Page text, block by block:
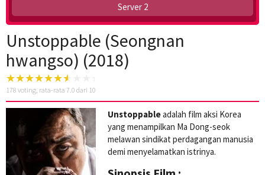
Server 2
Unstoppable (Seongnan
hwangso) (2018)
178 voting, rata-rata 7.0 dari 10
Unstoppableadalah film aksi Korea
yang menampilkan Ma Dong-seok
melawan sindikat perdagangan manusia
demi menyelamatkan istrinya.